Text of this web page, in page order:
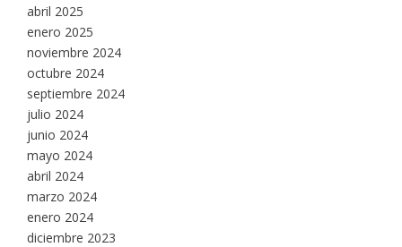
abril 2025
enero 2025
noviembre 2024
octubre 2024
septiembre 2024
julio 2024
junio 2024
mayo 2024
abril 2024
marzo 2024
enero 2024
diciembre 2023